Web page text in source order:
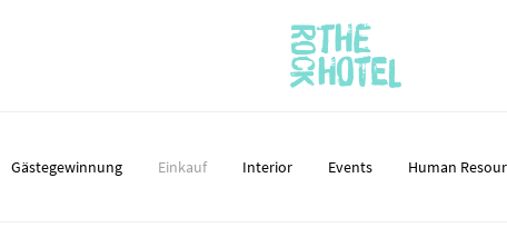
Gästegewinnung Einkauf Interior Events Human